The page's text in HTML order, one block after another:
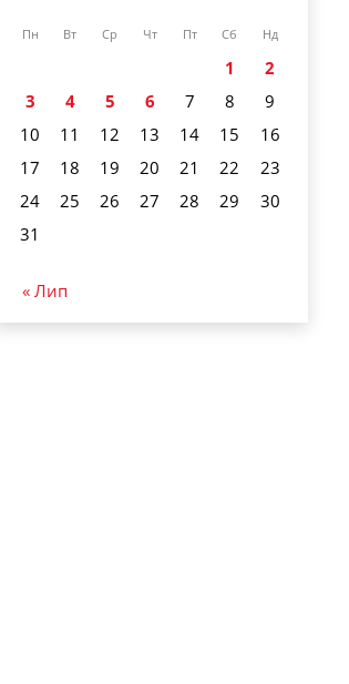
Пн Вт Ср Чт Пт Сб Нд
1
2
3
4 5 6 7 8
9
10
11 12 13 14 15
16
17
18 19 20 21 22
23
24
25 26 27 28 29
30
31
« Лип